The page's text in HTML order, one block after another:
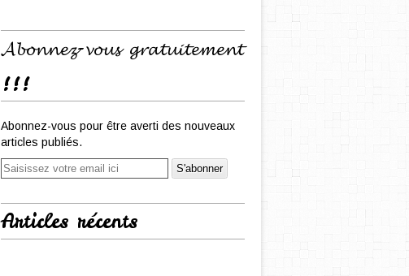
𝓐𝓫𝓸𝓷𝓷𝓮𝔃-𝓿𝓸𝓾𝓼 𝓰𝓻𝓪𝓽𝓾𝓲𝓽𝓮𝓶𝓮𝓷𝓽
!!!
Abonnez-vous pour être averti des nouveaux
articles publiés.
Articles récents